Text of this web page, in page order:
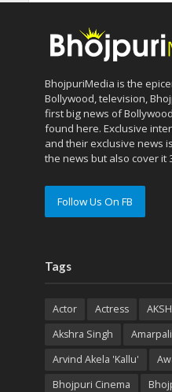
BhojpuriMedia is the
Bollywood, television,
first big news of
found here. Exclusive
and their exclusive news
the news but also cover it
Follow Us On FB
Tags
Actor Actress
Akshra Singh
Arvind Akela 'Kallu'
Bhojpuri Cinema